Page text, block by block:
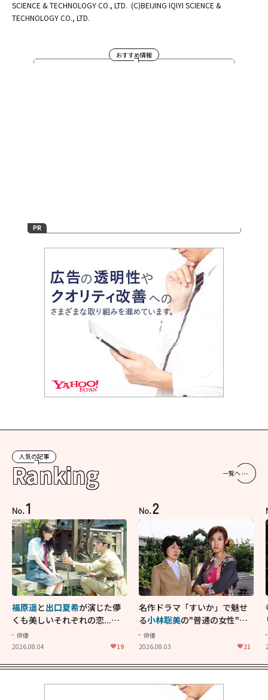
SCIENCE & TECHNOLOGY CO., LTD. (C)BEIJING IQIYI SCIENCE &
TECHNOLOGY CO., LTD.
おすすめ情報
人気の記事
Ranking 一覧へ
No.1
福原遥と出口夏希が演じた儚
くも美しいそれぞれの恋...生
きることの尊さを教えてくれ
た映画「あの花が咲く丘で、
俳優
2026.08.04
19
No.2
名作ドラマ「すいか」で魅せ
る小林聡美の"普通の女性"が
大人に刺さる...映画「かもめ
食堂」にも通じる静かな芝居
俳優
2026.08.03
21